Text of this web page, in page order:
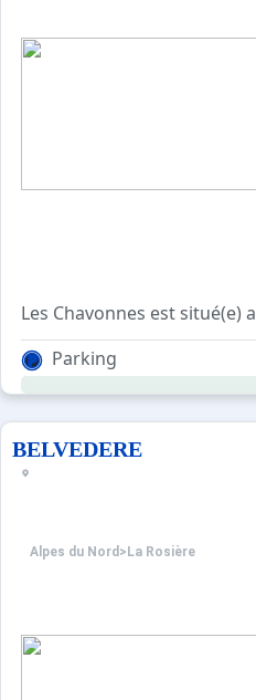
Les Chavonnes est
Cet appartement est
Parking
BELVEDERE
Alpes du Nord > La Rosière